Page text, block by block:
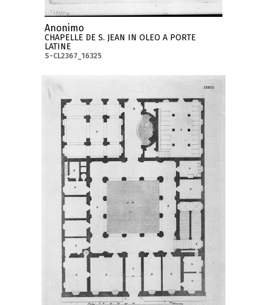
Anonimo
CHAPELLE DE S. JEAN IN OLEO A PORTE
LATINE
S-CL2367_16325